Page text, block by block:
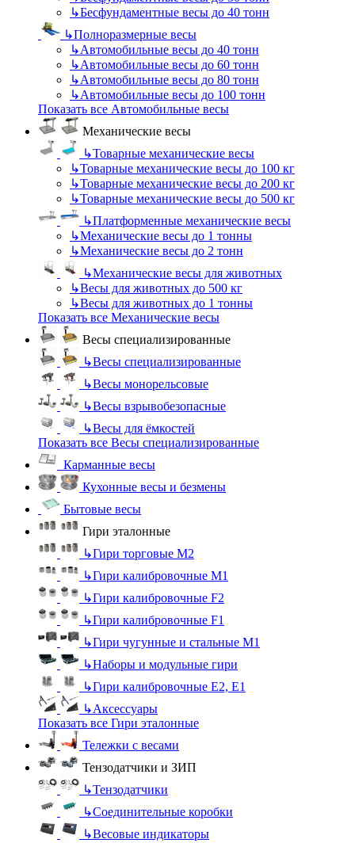
↳Бесфундаментные весы до 40 тонн
↳Полноразмерные весы
↳Автомобильные весы до 40 тонн
↳Автомобильные весы до 60 тонн
↳Автомобильные весы до 80 тонн
↳Автомобильные весы до 100 тонн
Показать все Автомобильные весы
Механические весы
↳Товарные механические весы
↳Товарные механические весы до 100 кг
↳Товарные механические весы до 200 кг
↳Товарные механические весы до 500 кг
↳Платформенные механические весы
↳Механические весы до 1 тонны
↳Механические весы до 2 тонн
↳Механические весы для животных
↳Весы для животных до 500 кг
↳Весы для животных до 1 тонны
Показать все Механические весы
Весы специализированные
↳Весы специализированные
↳Весы монорельсовые
↳Весы взрывобезопасные
↳Весы для ёмкостей
Показать все Весы специализированные
Карманные весы
Кухонные весы и безмены
Бытовые весы
Гири эталонные
↳Гири торговые М2
↳Гири калибровочные М1
↳Гири калибровочные F2
↳Гири калибровочные F1
↳Гири чугунные и стальные М1
↳Наборы и модульные гири
↳Гири калибровочные E2, Е1
↳Аксессуары
Показать все Гири эталонные
Тележки с весами
Тензодатчики и ЗИП
↳Тензодатчики
↳Соединительные коробки
↳Весовые индикаторы